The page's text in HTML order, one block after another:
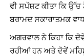
ਵੀ ਸਪੱਸ਼ਟ ਕੀਤਾ ਕਿ ਉੱਚ
ਬਰਾਮਦ ਸਕਾਰਾਤਮਕ
ਅਗਰਵਾਲ ਨੇ ਕਿਹਾ ਕਿ
ਰਹੀਆਂ ਹਨ ਅਤੇ ਦੋਵੇਂ